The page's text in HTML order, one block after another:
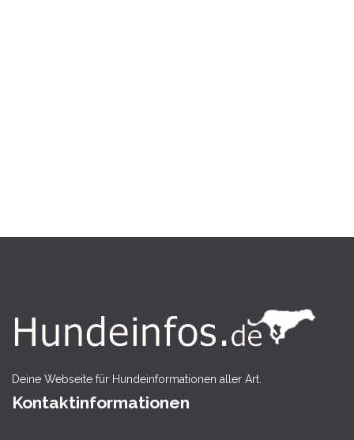
Deine Webseite für Hundeinformationen aller Art.
Kontaktinformationen